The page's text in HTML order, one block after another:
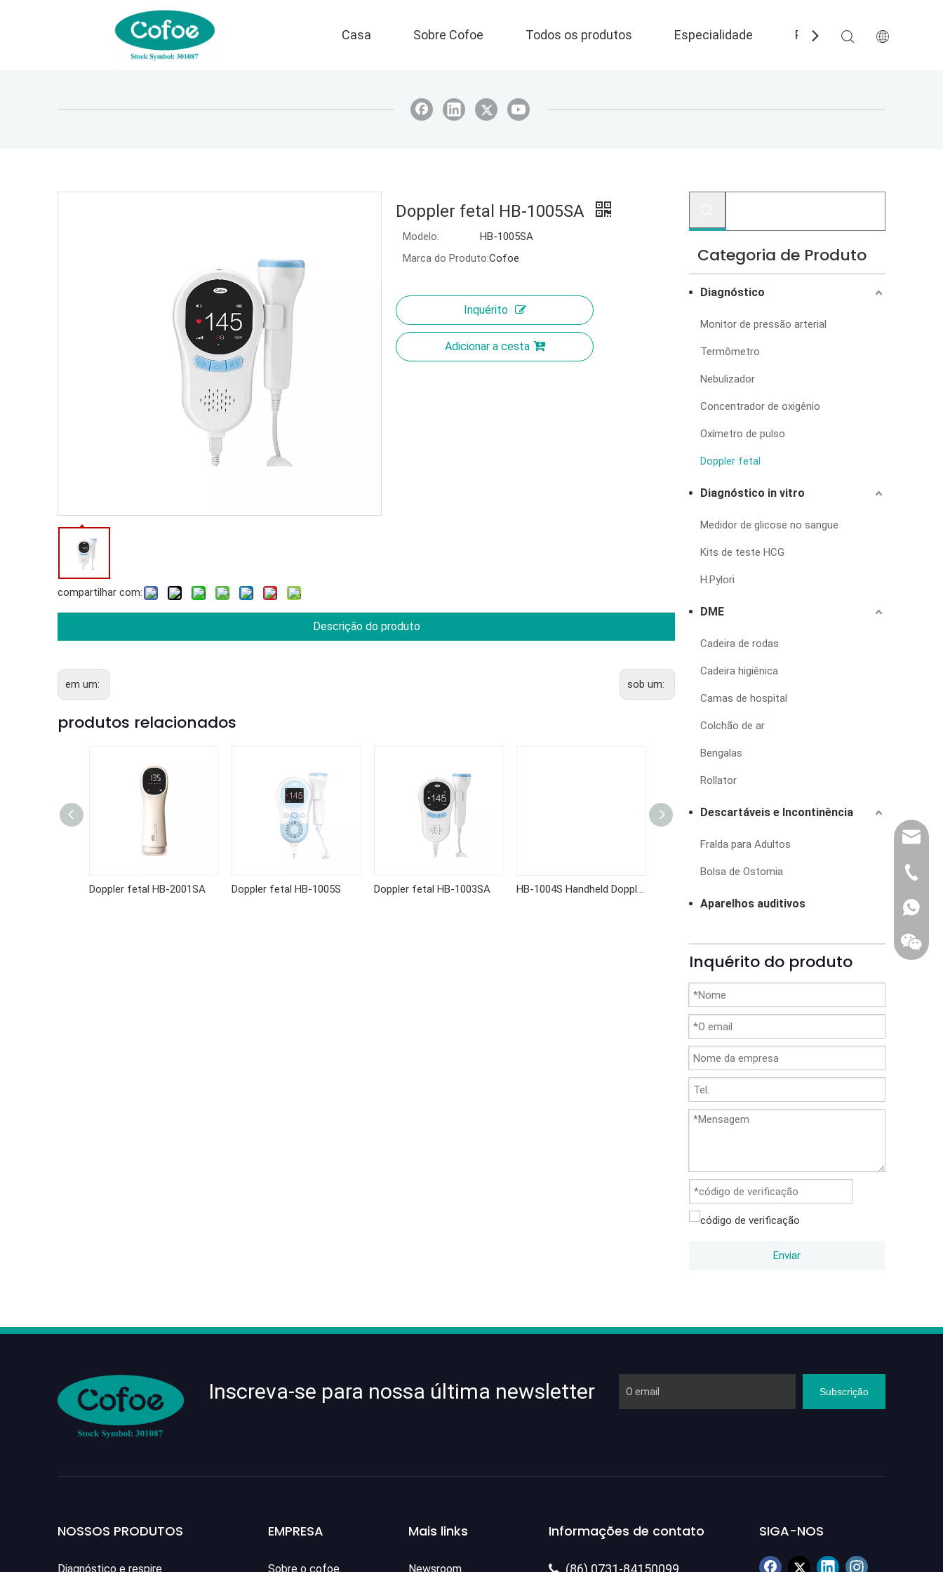
Casa Sobre Cofoe Todos os produtos Especialidade Perguntas frequentes
compartilhar com:
Doppler fetal HB-1005SA
Modelo:
HB-1005SA
Marca do Produto:Cofoe
Inquérito
Adicionar a cesta
Descrição do produto
em um: sob um:
produtos relacionados
Doppler fetal HB-2001SA Doppler fetal HB-1005S Doppler fetal HB-1003SA HB-1004S Handheld Doppler Fetal Ultrassom Monitor fetal portátil portátil
Categoria de Produto
Diagnóstico
Monitor de pressão arterial
Termômetro
Nebulizador
Concentrador de oxigênio
Oxímetro de pulso
Doppler fetal
Diagnóstico in vitro
Medidor de glicose no sangue
Kits de teste HCG
H.Pylori
DME
Cadeira de rodas
Cadeira higiênica
Camas de hospital
Colchão de ar
Bengalas
Rollator
Descartáveis e Incontinência
Fralda para Adultos
Bolsa de Ostomia
Aparelhos auditivos
Inquérito do produto
Enviar
Inscreva-se para nossa última newsletter Subscrição
NOSSOS PRODUTOS
Diagnóstico e respire
EMPRESA
Sobre o cofoe.
Mais links
Newsroom
Informações de contato
 (86) 0731-84150099
SIGA-NOS
(86)
86-